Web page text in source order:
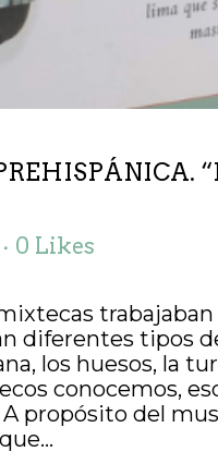
0 Likes
diferentes tipos
los huesos, la
conocemos,
propósito del